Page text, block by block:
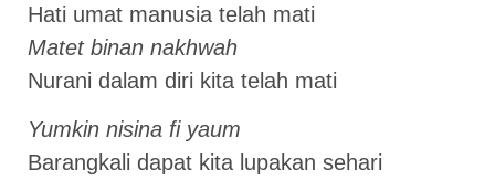
Hati umat manusia telah mati
Matet binan nakhwah
Nurani dalam diri kita telah mati
Yumkin nisina fi yaum
Barangkali dapat kita lupakan sehari